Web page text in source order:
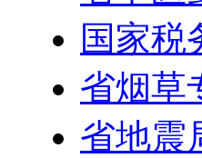
国家税
省烟草
省地震